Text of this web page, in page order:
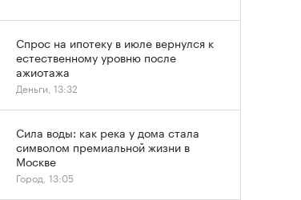
Спрос на ипотеку в июле вернулся к
естественному уровню после
ажиотажа
Деньги, 13:32
Сила воды: как река у дома стала
символом премиальной жизни в
Москве
Город, 13:05